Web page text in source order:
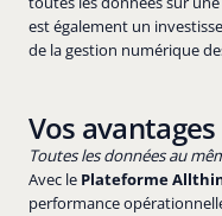
est également un
de la gestion numérique
Vos avantages
Toutes les données au
Avec le Plateforme
performance